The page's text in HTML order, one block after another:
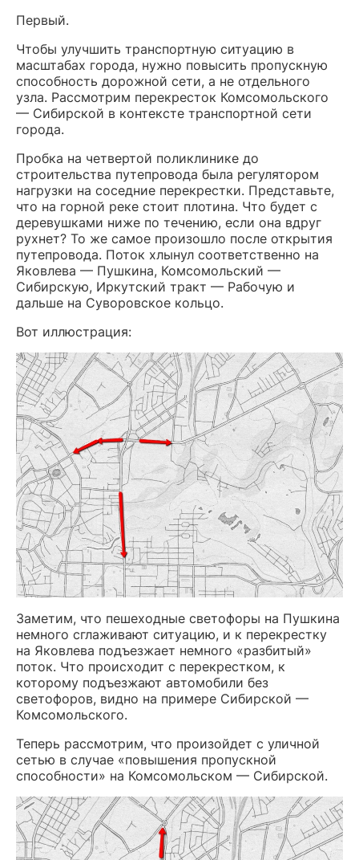
Первый.
Чтобы улучшить транспортную ситуацию в
масштабах города, нужно повысить пропускную
способность дорожной сети, а не отдельного
узла. Рассмотрим перекресток Комсомольского
— Сибирской в контексте транспортной сети
города.
Пробка на четвертой поликлинике до
строительства путепровода была регулятором
нагрузки на соседние перекрестки. Представьте,
что на горной реке стоит плотина. Что будет с
деревушками ниже по течению, если она вдруг
рухнет? То же самое произошло после открытия
путепровода. Поток хлынул соответственно на
Яковлева — Пушкина, Комсомольский —
Сибирскую, Иркутский тракт — Рабочую и
дальше на Суворовское кольцо.
Вот иллюстрация:
Заметим, что пешеходные светофоры на Пушкина
немного сглаживают ситуацию, и к перекрестку
на Яковлева подъезжает немного «разбитый»
поток. Что происходит с перекрестком, к
которому подъезжают автомобили без
светофоров, видно на примере Сибирской —
Комсомольского.
Теперь рассмотрим, что произойдет с уличной
сетью в случае «повышения пропускной
способности» на Комсомольском — Сибирской.